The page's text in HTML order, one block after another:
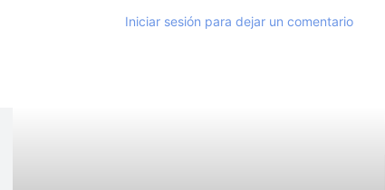
Iniciar sesión para dejar un comentario